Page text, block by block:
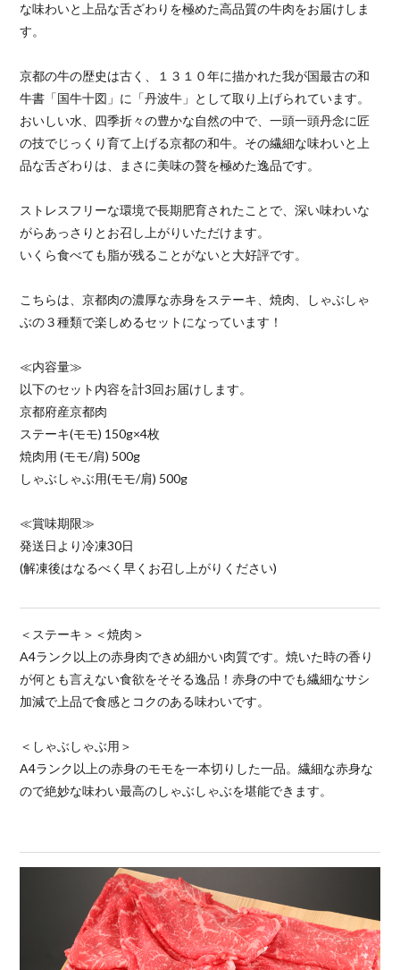
な味わいと上品な舌ざわりを極めた高品質の牛肉をお届けしま
す。
京都の牛の歴史は古く、１３１０年に描かれた我が国最古の和
牛書「国牛十図」に「丹波牛」として取り上げられています。
おいしい水、四季折々の豊かな自然の中で、一頭一頭丹念に匠
の技でじっくり育て上げる京都の和牛。その繊細な味わいと上
品な舌ざわりは、まさに美味の贅を極めた逸品です。
ストレスフリーな環境で長期肥育されたことで、深い味わいな
がらあっさりとお召し上がりいただけます。
いくら食べても脂が残ることがないと大好評です。
こちらは、京都肉の濃厚な赤身をステーキ、焼肉、しゃぶしゃ
ぶの３種類で楽しめるセットになっています！
≪内容量≫
以下のセット内容を計3回お届けします。
京都府産京都肉
ステーキ(モモ) 150g×4枚
焼肉用 (モモ/肩) 500g
しゃぶしゃぶ用(モモ/肩) 500g
≪賞味期限≫
発送日より冷凍30日
(解凍後はなるべく早くお召し上がりください)
＜ステーキ＞＜焼肉＞
A4ランク以上の赤身肉できめ細かい肉質です。焼いた時の香り
が何とも言えない食欲をそそる逸品！赤身の中でも繊細なサシ
加減で上品で食感とコクのある味わいです。
＜しゃぶしゃぶ用＞
A4ランク以上の赤身のモモを一本切りした一品。繊細な赤身な
ので絶妙な味わい最高のしゃぶしゃぶを堪能できます。